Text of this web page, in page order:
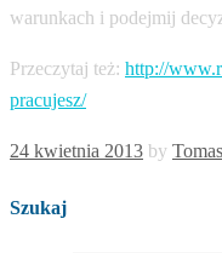
warunkach i podejmij
Przeczytaj też: http://
pracujesz/
24 kwietnia 2013 by
Szukaj